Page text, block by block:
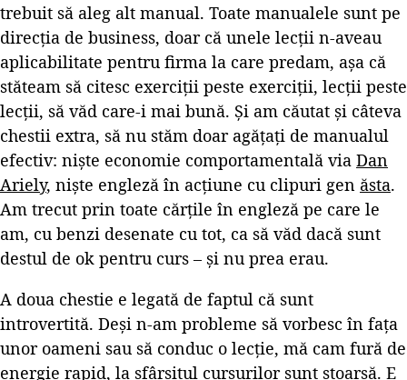
trebuit să aleg alt manual. Toate manualele sunt pe
direcția de business, doar că unele lecții n-aveau
aplicabilitate pentru firma la care predam, așa că
stăteam să citesc exerciții peste exerciții, lecții peste
lecții, să văd care-i mai bună. Și am căutat și câteva
chestii extra, să nu stăm doar agățați de manualul
efectiv: niște economie comportamentală via Dan
Ariely, niște engleză în acțiune cu clipuri gen ăsta.
Am trecut prin toate cărțile în engleză pe care le
am, cu benzi desenate cu tot, ca să văd dacă sunt
destul de ok pentru curs – și nu prea erau.
A doua chestie e legată de faptul că sunt
introvertită. Deși n-am probleme să vorbesc în fața
unor oameni sau să conduc o lecție, mă cam fură de
energie rapid, la sfârșitul cursurilor sunt stoarsă. E